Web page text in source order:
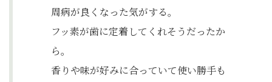
周病が良くなった気がする。
フッ素が歯に定着してくれそうだったか
ら。
香りや味が好みに合っていて使い勝手も